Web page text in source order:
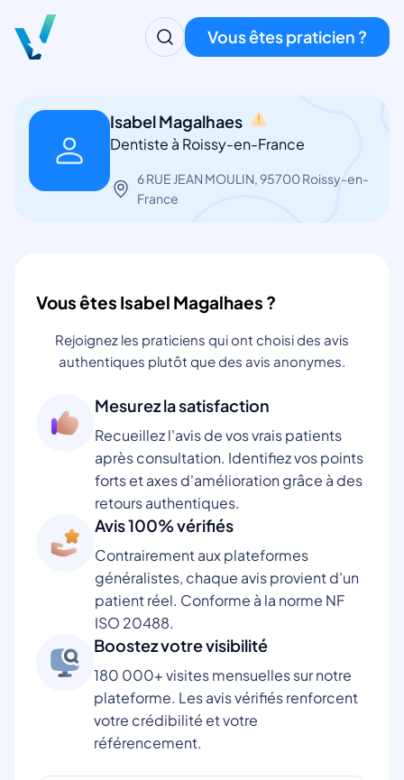
Vous êtes praticien ?
Isabel Magalhaes
Dentiste à Roissy-en-France
6 RUE JEAN MOULIN, 95700 Roissy-en-
France
Vous êtes Isabel Magalhaes ?
Rejoignez les praticiens qui ont choisi des avis
authentiques plutôt que des avis anonymes.
Mesurez la satisfaction
Recueillez l'avis de vos vrais patients
après consultation. Identifiez vos points
forts et axes d'amélioration grâce à des
retours authentiques.
Avis 100% vérifiés
Contrairement aux plateformes
généralistes, chaque avis provient d'un
patient réel. Conforme à la norme NF
ISO 20488.
Boostez votre visibilité
180 000+ visites mensuelles sur notre
plateforme. Les avis vérifiés renforcent
votre crédibilité et votre
référencement.